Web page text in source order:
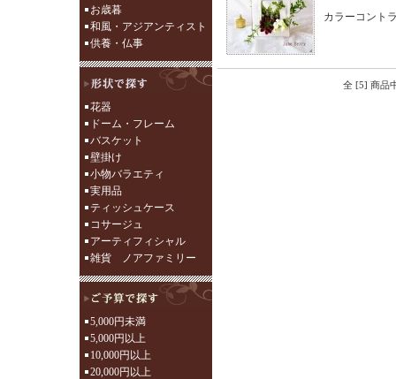
お歳暮
和風・アジアンティスト
供養・仏事
花器
ドーム・フレーム
バスケット
壁掛け
小物バラエティ
実用品
ティッシュケース
コサージュ
アーティフィシャル
雑貨 ノアファミリー
5,000円未満
5,000円以上
10,000円以上
20,000円以上
カラーコント
全 [5] 商品